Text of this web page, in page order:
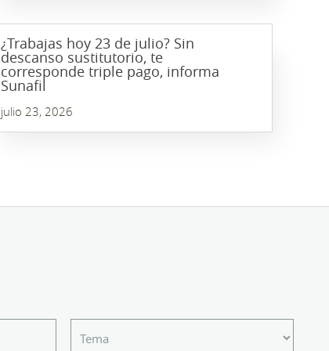
¿Trabajas hoy 23 de julio? Sin
descanso sustitutorio, te
corresponde triple pago, informa
Sunafil
julio 23, 2026